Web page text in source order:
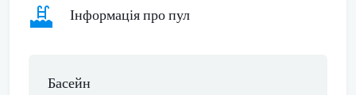
Інформація про пул
Басейн